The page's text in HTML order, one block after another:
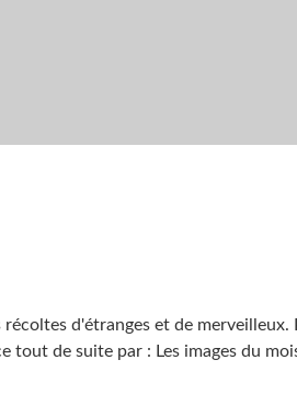
d'étranges et de merveilleux.
tout de suite par : Les images du